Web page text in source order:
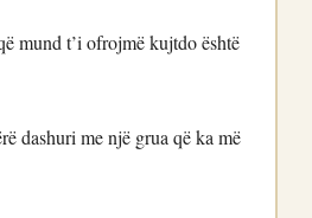
mund t’i ofrojmë kujtdo është
dashuri me një grua që ka më